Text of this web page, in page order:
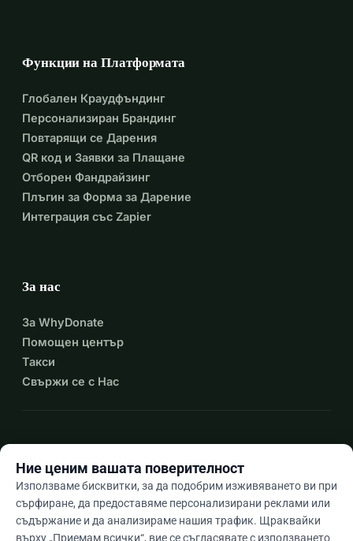
Функции на Платформата
Глобален Краудфъндинг
Персонализиран Брандинг
Повтарящи се Дарения
QR код и Заявки за Плащане
Отборен Фандрайзинг
Плъгин за Форма за Дарение
Интеграция със Zapier
За нас
За WhyDonate
Помощен център
Такси
Свържи се с Нас
Bg
Ние ценим вашата поверителност
Използваме бисквитки, за да подобрим изживяването ви при
сърфиране, да предоставяме персонализирани реклами или
съдържание и да анализираме нашия трафик. Щраквайки
върху „Приемам всички“, вие се съгласявате с използването